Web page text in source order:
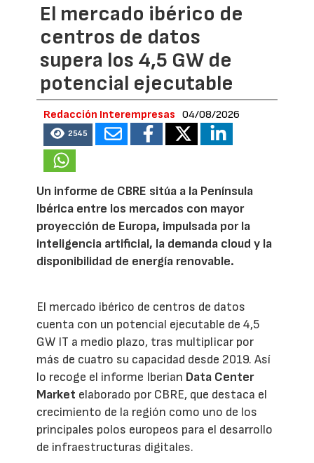
El mercado ibérico de
centros de datos
supera los 4,5 GW de
potencial ejecutable
Redacción Interempresas 04/08/2026
2545
Un informe de CBRE sitúa a la Península
Ibérica entre los mercados con mayor
proyección de Europa, impulsada por la
inteligencia artificial, la demanda cloud y la
disponibilidad de energía renovable.
El mercado ibérico de centros de datos
cuenta con un potencial ejecutable de 4,5
GW IT a medio plazo, tras multiplicar por
más de cuatro su capacidad desde 2019. Así
lo recoge el informe Iberian Data Center
Market elaborado por CBRE, que destaca el
crecimiento de la región como uno de los
principales polos europeos para el desarrollo
de infraestructuras digitales.